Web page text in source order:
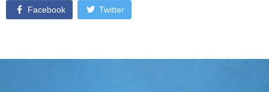
Facebook Twitter